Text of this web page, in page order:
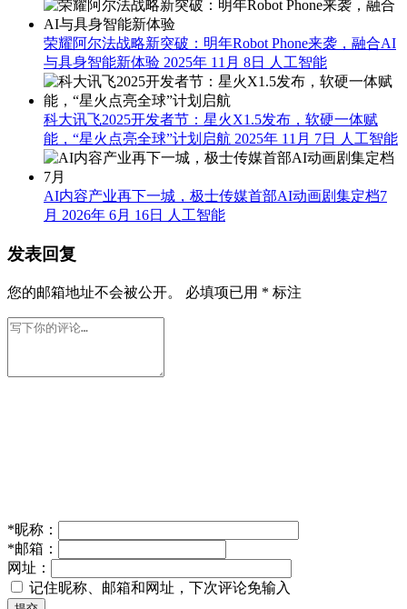
荣耀阿尔法战略新突破：明年Robot Phone来袭，融合AI
与具身智能新体验 2025年 11月 8日 人工智能
科大讯飞2025开发者节：星火X1.5发布，软硬一体赋
能，“星火点亮全球”计划启航 2025年 11月 7日 人工智能
AI内容产业再下一城，极士传媒首部AI动画剧集定档7
月 2026年 6月 16日 人工智能
发表回复
您的邮箱地址不会被公开。 必填项已用 * 标注
*昵称：
*邮箱：
网址：
记住昵称、邮箱和网址，下次评论免输入